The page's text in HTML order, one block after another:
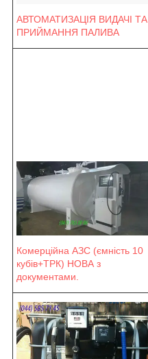
АВТОМАТИЗАЦІЯ ВИДАЧІ ТА
ПРИЙМАННЯ ПАЛИВА
Комерційна АЗС (ємність 10
кубів+ТРК) НОВА з
документами.